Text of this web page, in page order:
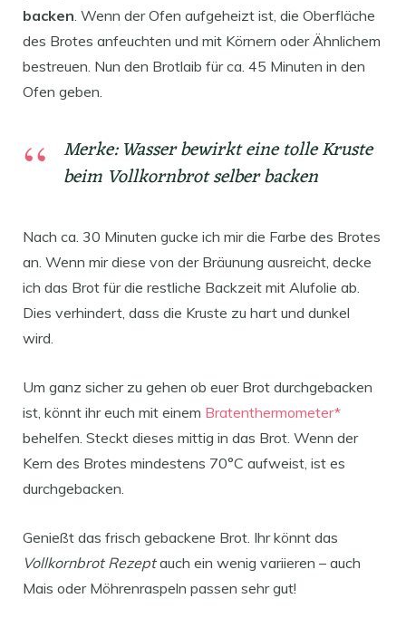
backen . Wenn der Ofen aufgeheizt ist, die Oberfläche
des Brotes anfeuchten und mit Körnern oder Ähnlichem
bestreuen. Nun den Brotlaib für ca. 45 Minuten in den
Ofen geben.
Merke: Wasser bewirkt eine tolle Kruste
beim Vollkornbrot selber backen
Nach ca. 30 Minuten gucke ich mir die Farbe des Brotes
an. Wenn mir diese von der Bräunung ausreicht, decke
ich das Brot für die restliche Backzeit mit Alufolie ab.
Dies verhindert, dass die Kruste zu hart und dunkel
wird.
Um ganz sicher zu gehen ob euer Brot durchgebacken
ist, könnt ihr euch mit einem Bratenthermometer*
behelfen. Steckt dieses mittig in das Brot. Wenn der
Kern des Brotes mindestens 70°C aufweist, ist es
durchgebacken.
Genießt das frisch gebackene Brot. Ihr könnt das
Vollkornbrot Rezeptauch ein wenig variieren – auch
Mais oder Möhrenraspeln passen sehr gut!